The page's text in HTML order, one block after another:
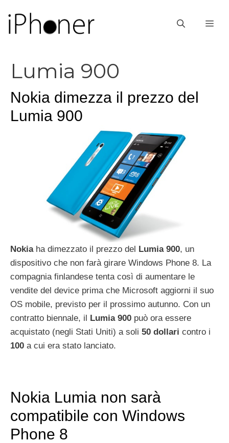
contenuto
Lumia 900
Nokia dimezza il prezzo del
Lumia 900
Nokiaha dimezzato il prezzo del Lumia 900, un
dispositivo che non farà girare Windows Phone 8. La
compagnia finlandese tenta così di aumentare le
vendite del device prima che Microsoft aggiorni il suo
OS mobile, previsto per il prossimo autunno. Con un
contratto biennale, il Lumia 900 può ora essere
acquistato (negli Stati Uniti) a soli 50 dollari contro i
100 a cui era stato lanciato.
Nokia Lumia non sarà
compatibile con Windows
Phone 8